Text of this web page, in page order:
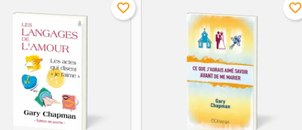
favorite_border favorite_border